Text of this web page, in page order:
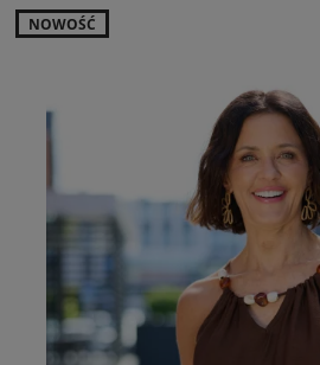
NOWOŚĆ